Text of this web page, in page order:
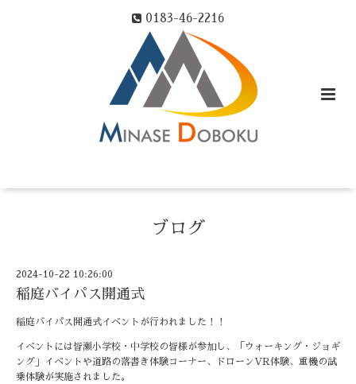
0183-46-2216
ブログ
2024-10-22 10:26:00
稲庭バイパス開通式
稲庭バイパス開通式イベントが行われました！！
イベントには皆瀬小学校・中学校の皆様が参加し、「ウォーキング・ジョギ
ング」イベントや道路の落書き体験コーナー、ドローンVR体験、重機の試
乗体験が実施されました。